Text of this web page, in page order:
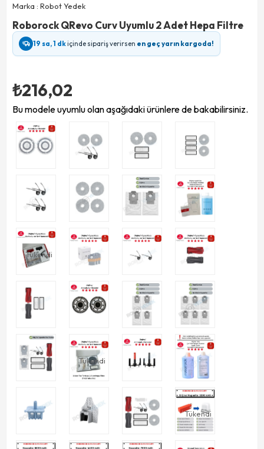
Marka : Robot Yedek
Roborock QRevo Curv Uyumlu 2 Adet Hepa Filtre
19 sa, 1 dkiçinde sipariş verirsen en geç yarın kargoda!
₺216,02
Bu modele uyumlu olan aşağıdaki ürünlere de bakabilirsiniz.
Tükendi
Tükendi
Tükendi